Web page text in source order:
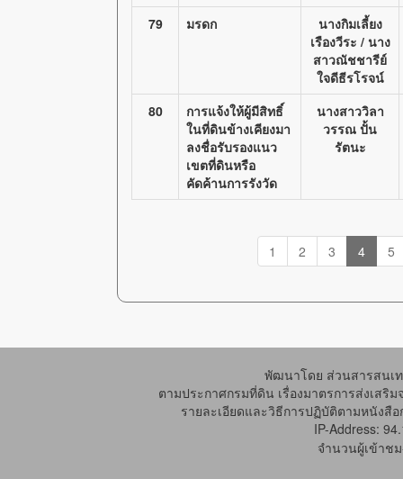
79 มรดก
นางกิมเลี้ยง
เรืองวีระ / นาง
สาวณัชชารีย์
ใจดีธีรโรจน์
80
การแจ้งให้ผู้มีสิทธิ์
ในที่ดินข้างเคียงมา
ลงชื่อรับรองแนว
เขตที่ดินหรือ
คัดค้านการรังวัด
นางสาววิลา
วรรณ ปั้น
รัตนะ
1 2 3 4 5
พัฒนาโดย ส่วนสารสนเ
ตามประกาศกรมที่ดิน เรื่องมาตรการส่งเสริ
รายละเอียดและวิธีการปฏิบัติตามหนังสื
IP-Address:
จำนวนผู้เข้าช